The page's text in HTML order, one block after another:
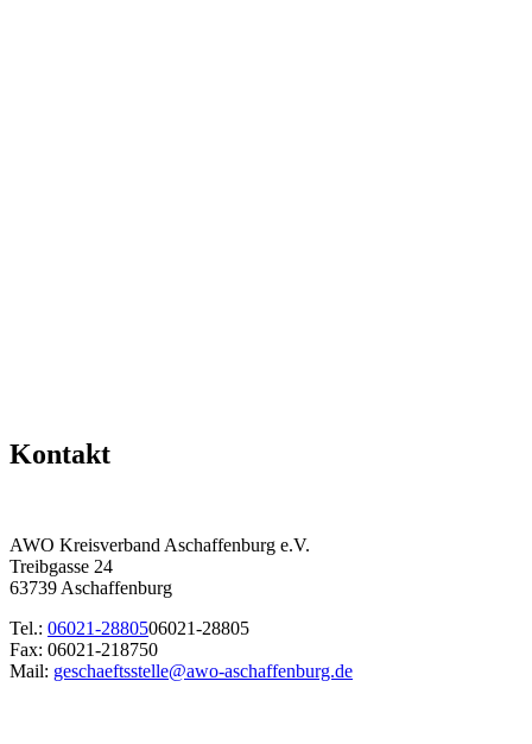
Kontakt
AWO Kreisverband Aschaffenburg e.V.
Treibgasse 24
63739 Aschaffenburg
Tel.: 06021-2880506021-28805
Fax: 06021-218750
Mail: geschaeftsstelle@awo-aschaffenburg.de